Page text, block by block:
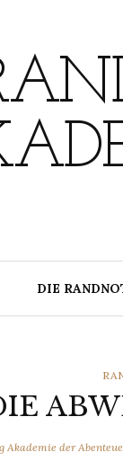
DIE
Akademie der